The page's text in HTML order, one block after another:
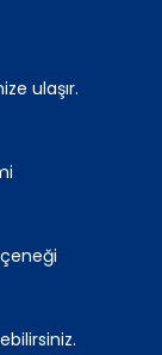
ulaşır.